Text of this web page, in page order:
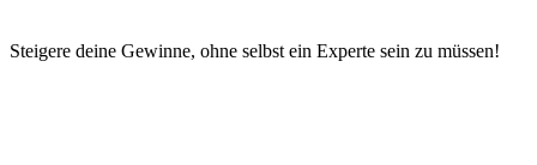
Steigere deine Gewinne, ohne selbst ein Experte sein zu müssen!